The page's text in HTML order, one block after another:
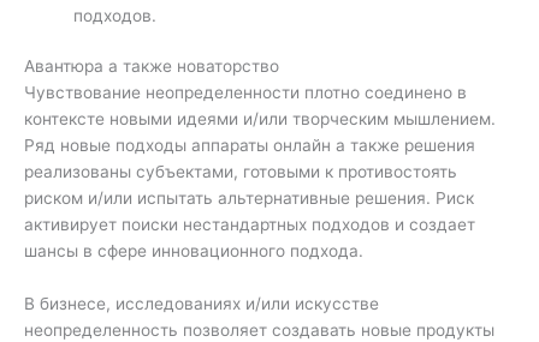
подходов.
Авантюра а также новаторство
Чувствование неопределенности плотно соединено в
контексте новыми идеями и/или творческим мышлением.
Ряд новые подходы аппараты онлайн а также решения
реализованы субъектами, готовыми к противостоять
риском и/или испытать альтернативные решения. Риск
активирует поиски нестандартных подходов и создает
шансы в сфере инновационного подхода.
В бизнесе, исследованиях и/или искусстве
неопределенность позволяет создавать новые продукты